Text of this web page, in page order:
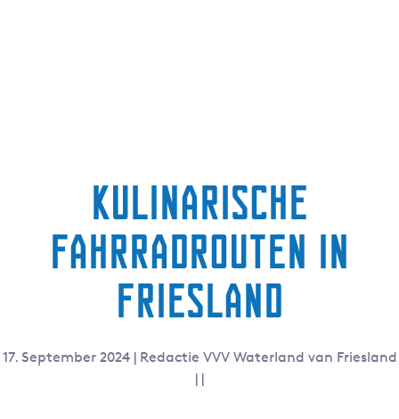
Kulinarische
Fahrradrouten in
Friesland
17. September 2024 | Redactie VVV Waterland van Friesland
| |